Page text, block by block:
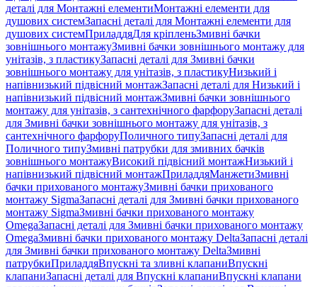
деталі для Монтажні елементиМонтажні елементи для
душових системЗапасні деталі для Монтажні елементи для
душових системПриладдяДля кріпленьЗмивні бачки
зовнішнього монтажуЗмивні бачки зовнішнього монтажу для
унітазів, з пластикуЗапасні деталі для Змивні бачки
зовнішнього монтажу для унітазів, з пластикуНизький і
напівнизький підвісний монтажЗапасні деталі для Низький і
напівнизький підвісний монтажЗмивні бачки зовнішнього
монтажу для унітазів, з сантехнічного фарфоруЗапасні деталі
для Змивні бачки зовнішнього монтажу для унітазів, з
сантехнічного фарфоруПоличного типуЗапасні деталі для
Поличного типуЗмивні патрубки для змивних бачків
зовнішнього монтажуВисокий підвісний монтажНизький і
напівнизький підвісний монтажПриладдяМанжетиЗмивні
бачки прихованого монтажуЗмивні бачки прихованого
монтажу SigmaЗапасні деталі для Змивні бачки прихованого
монтажу SigmaЗмивні бачки прихованого монтажу
OmegaЗапасні деталі для Змивні бачки прихованого монтажу
OmegaЗмивні бачки прихованого монтажу DeltaЗапасні деталі
для Змивні бачки прихованого монтажу DeltaЗмивні
патрубкиПриладдяВпускні та зливні клапаниВпускні
клапаниЗапасні деталі для Впускні клапаниВпускні клапани